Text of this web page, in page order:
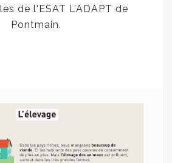
de l'ESAT L’ADAPT de
Pontmain.